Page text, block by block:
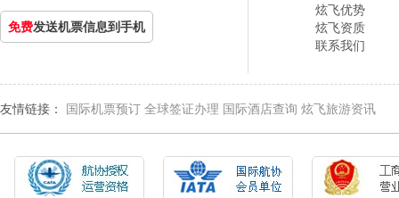
免费发送机票信息到手机
炫飞优势
炫飞资质
联系我们
友情链接： 国际机票预订 全球签证办理 国际酒店查询 炫飞旅游资讯